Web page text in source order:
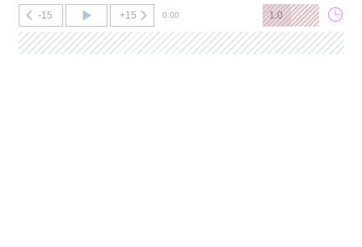
-15 +15 0:00 1.0